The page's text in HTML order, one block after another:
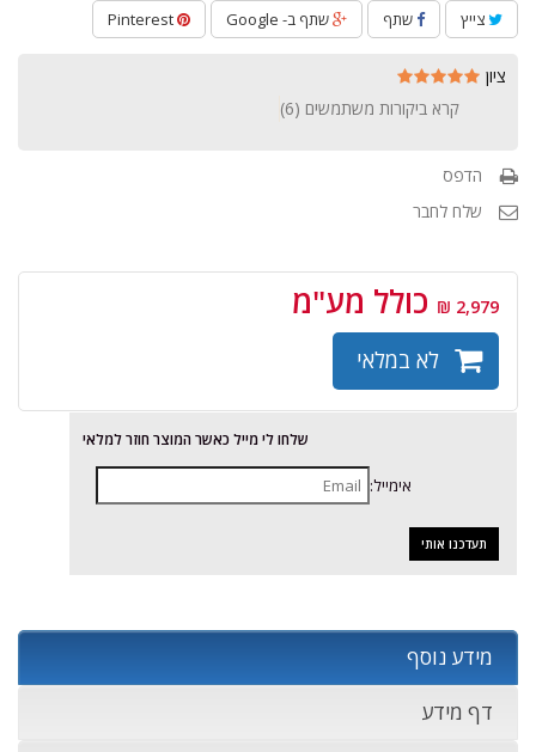
צייץ שתף שתף ב- Google
ציון
קרא ביקורות משתמשים (6
)
הדפס
שלח לחבר
2,979 ₪ כולל מע"מ
לא במלאי
שלחו לי מייל כאשר המוצר חוזר למלאי
אימייל:
מידע נוסף
דף מידע